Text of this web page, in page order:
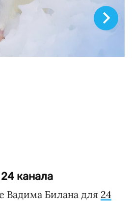
канала
Вадима Билана для 24